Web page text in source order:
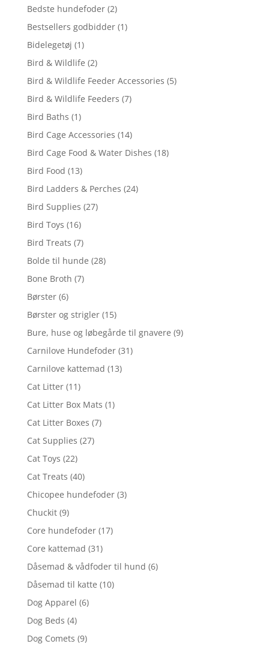
Bedste hundefoder (2)
Bestsellers godbidder (1)
Bidelegetøj (1)
Bird & Wildlife (2)
Bird & Wildlife Feeder Accessories (5)
Bird & Wildlife Feeders (7)
Bird Baths (1)
Bird Cage Accessories (14)
Bird Cage Food & Water Dishes (18)
Bird Food (13)
Bird Ladders & Perches (24)
Bird Supplies (27)
Bird Toys (16)
Bird Treats (7)
Bolde til hunde (28)
Bone Broth (7)
Børster (6)
Børster og strigler (15)
Bure, huse og løbegårde til gnavere (9)
Carnilove Hundefoder (31)
Carnilove kattemad (13)
Cat Litter (11)
Cat Litter Box Mats (1)
Cat Litter Boxes (7)
Cat Supplies (27)
Cat Toys (22)
Cat Treats (40)
Chicopee hundefoder (3)
Chuckit (9)
Core hundefoder (17)
Core kattemad (31)
Dåsemad & vådfoder til hund (6)
Dåsemad til katte (10)
Dog Apparel (6)
Dog Beds (4)
Dog Comets (9)